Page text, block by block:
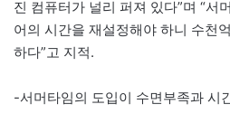
진 컴퓨터가 널리 퍼져 있다”며 “서
어의 시간을 재설정해야 하니 수천
하다”고 지적.
-서머타임의 도입이 수면부족과 시